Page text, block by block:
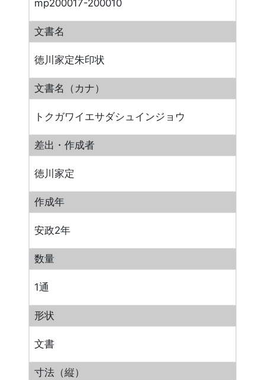
mp200017-200010
文書名
徳川家定朱印状
文書名（カナ）
トクガワイエサダシュインジョウ
差出・作成者
徳川家定
作成年
安政2年
数量
1通
形状
文書
寸法（縦）